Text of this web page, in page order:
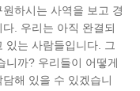
하시는 사역을 보고 경
. 우리는 아직 완결되
있는 사람들입니다. 그
니까? 우리들이 어떻게
해 있을 수 있겠습니